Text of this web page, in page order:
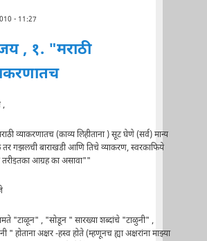
- 11:27
, १. "मराठी
,
व्याकरणातच (काव्य लिहीताना ) सूट घेणे (सर्व) मान्य
गझलची बाराखडी आणि तिचे व्याकरण, स्वरकाफिये
तरीइतका आग्रह का असावा""
"टाळून" , "सोडून " सारख्या शब्दांचे "टाळुनी" ,
" होताना अक्षर -हस्व होते (म्हणूनच ह्या अक्षरांना माझ्या